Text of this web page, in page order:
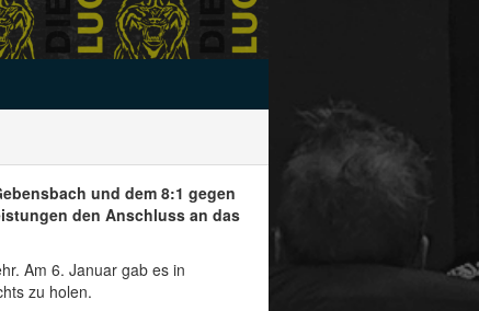
und dem 8:1 gegen
den Anschluss an das
Am 6. Januar gab es in
zu holen.